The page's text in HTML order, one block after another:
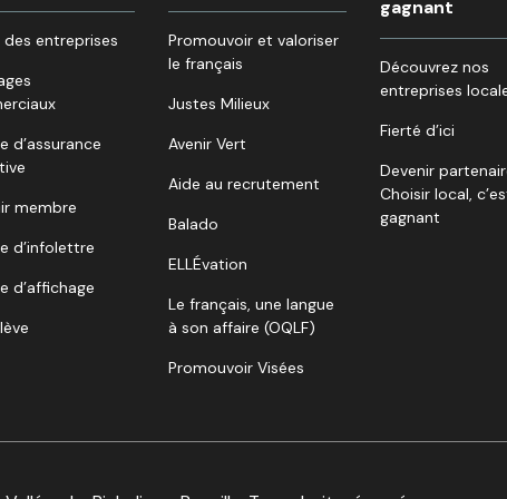
entreprises
d’assurance
membre
d’infolettre
d’affichage
Promouvoir et valoriser
le français
Justes Milieux
Avenir Vert
Aide au recrutement
Balado
ELLÉvation
Le français, une langue
à son affaire (OQLF)
Promouvoir Visées
gagnant
Découvrez nos
entreprises
Fierté d’ici
Devenir
Choisir local,
gagnant